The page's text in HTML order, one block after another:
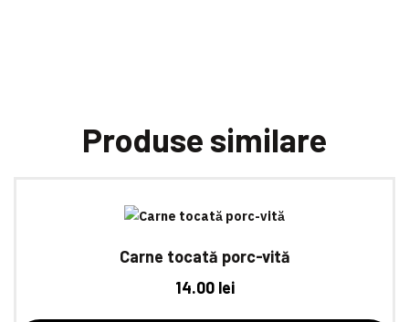
Produse similare
Carne tocată porc-vită
14.00 lei